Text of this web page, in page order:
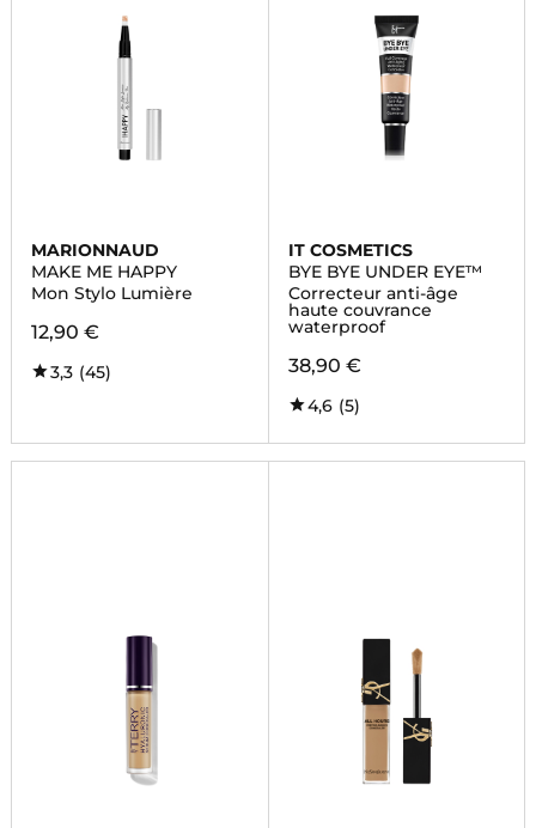
MARIONNAUD
MAKE ME HAPPY
Mon Stylo Lumière
12,90 €
3,3 (45)
IT COSMETICS
BYE BYE UNDER EYE™
Correcteur anti-âge
haute couvrance
waterproof
38,90 €
4,6 (5)